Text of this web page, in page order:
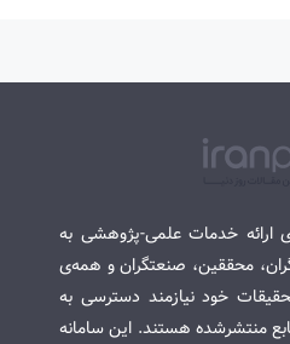
ارائه خدمات علمی-پژوهشی به
محققین، صنعتگران و همه‌ی
خود نیازمند دسترسی به
منتشرشده هستند. این سامانه